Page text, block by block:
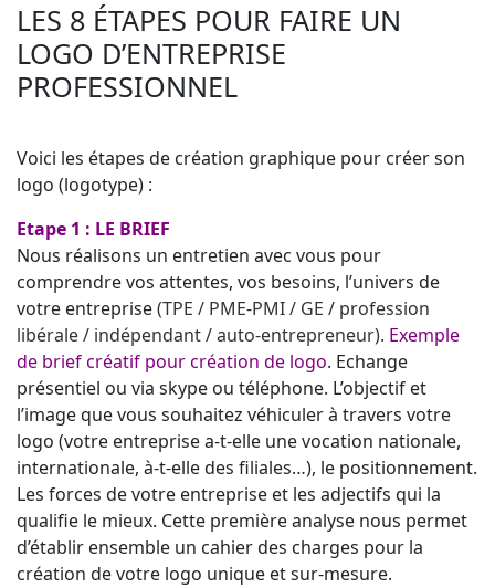
LES 8 ÉTAPES POUR FAIRE UN
LOGO D’ENTREPRISE
PROFESSIONNEL
Voici les étapes de création graphique pour créer son
logo (logotype) :
Etape 1 : LE BRIEF
Nous réalisons un entretien avec vous pour
comprendre vos attentes, vos besoins, l’univers de
votre entreprise(TPE / PME-PMI / GE / profession
libérale / indépendant / auto-entrepreneur). Exemple
de brief créatif pour création de logo. Echange
présentiel ou via skype ou téléphone. L’objectif et
l’image que vous souhaitez véhiculer à travers votre
logo (votre entreprise a-t-elle une vocation nationale,
internationale, à-t-elle des filiales…), le positionnement.
Les forces de votre entreprise et les adjectifs qui la
qualifie le mieux. Cette première analyse nous permet
d’établir ensemble un cahier des charges pour la
création de votre logo unique et sur-mesure.